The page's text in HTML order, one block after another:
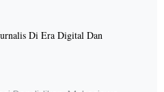
Di Era Digital Dan